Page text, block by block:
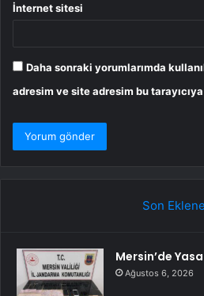
İnternet sitesi
Daha sonraki yorumlarımda
adresim ve site adresim bu
Son
Mersin’de
Ağustos 6, 2026